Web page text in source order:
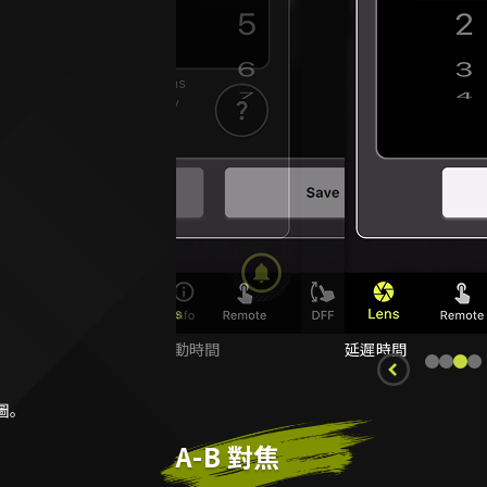
固定移動時間 延遲時間
A-B 對焦